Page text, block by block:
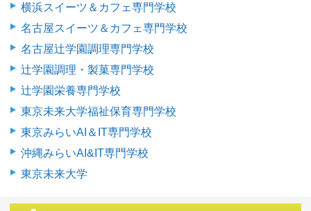
横浜スイーツ＆カフェ専門学校
名古屋スイーツ＆カフェ専門学校
名古屋辻学園調理専門学校
辻学園調理・製菓専門学校
辻学園栄養専門学校
東京未来大学福祉保育専門学校
東京みらいAI＆IT専門学校
沖縄みらいAI&IT専門学校
東京未来大学